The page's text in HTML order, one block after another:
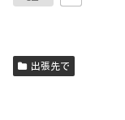
出張先で